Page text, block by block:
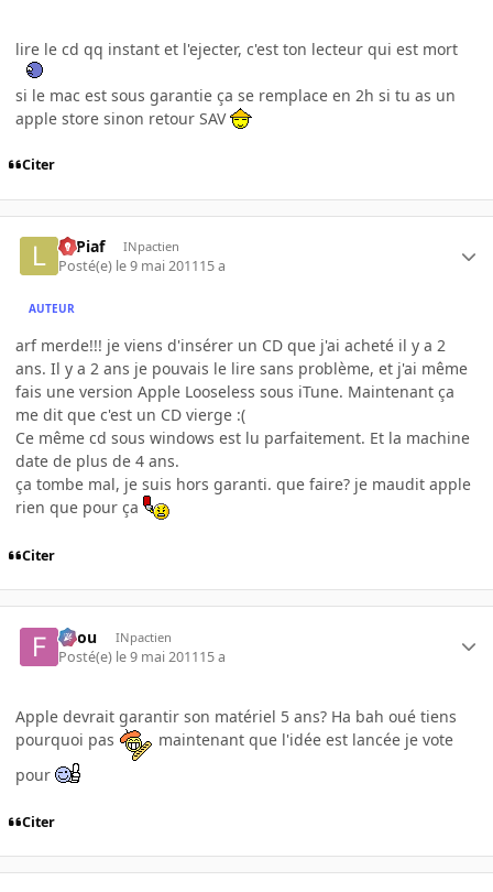
lire le cd qq instant et l'ejecter, c'est ton lecteur qui est mort
si le mac est sous garantie ça se remplace en 2h si tu as un
apple store sinon retour SAV
Citer
LePiaf INpactien
Posté(e) le 9 mai 201115 a
AUTEUR
arf merde!!! je viens d'insérer un CD que j'ai acheté il y a 2
ans. Il y a 2 ans je pouvais le lire sans problème, et j'ai même
fais une version Apple Looseless sous iTune. Maintenant ça
me dit que c'est un CD vierge :(
Ce même cd sous windows est lu parfaitement. Et la machine
date de plus de 4 ans.
ça tombe mal, je suis hors garanti. que faire? je maudit apple
rien que pour ça
Citer
falou INpactien
Posté(e) le 9 mai 201115 a
Apple devrait garantir son matériel 5 ans? Ha bah oué tiens
pourquoi pas
maintenant que l'idée est lancée je vote
pour
Citer